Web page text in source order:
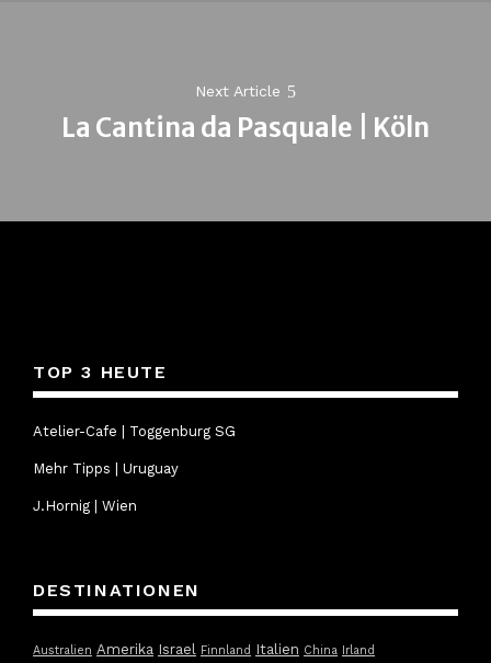
Next Article
Next
La Cantina da Pasquale | Köln
TOP 3 HEUTE
Atelier-Cafe | Toggenburg SG
Mehr Tipps | Uruguay
J.Hornig | Wien
DESTINATIONEN
Australien Amerika Israel Finnland Italien China Irland